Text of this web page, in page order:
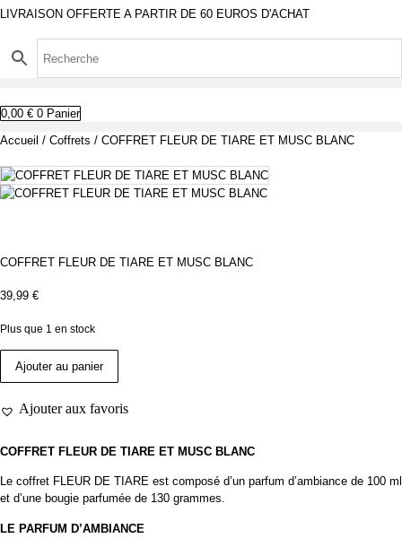
Aller
contenu
LIVRAISON OFFERTE A PARTIR DE 60 EUROS D'ACHAT
0,00 € 0 Panier
Accueil / Coffrets / COFFRET FLEUR DE TIARE ET MUSC BLANC
COFFRET FLEUR DE TIARE ET MUSC BLANC
39,99 €
Plus que 1 en stock
quantité
TIARE
BLANC
Ajouter au panier
Ajouter aux favoris
COFFRET FLEUR DE TIARE ET MUSC BLANC
Le coffret FLEUR DE TIARE est composé d’un parfum d’ambiance de 100 ml
et d’une bougie parfumée de 130 grammes.
LE PARFUM D’AMBIANCE